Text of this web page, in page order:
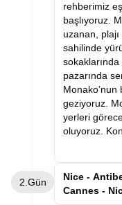
rehberimiz
başlıyoruz.
uzanan,
sahilinde
pazarında
geziyoruz.
yerleri
oluyoruz.
2.Gün
Nice - Antibes - Saint Paul de
Cannes -